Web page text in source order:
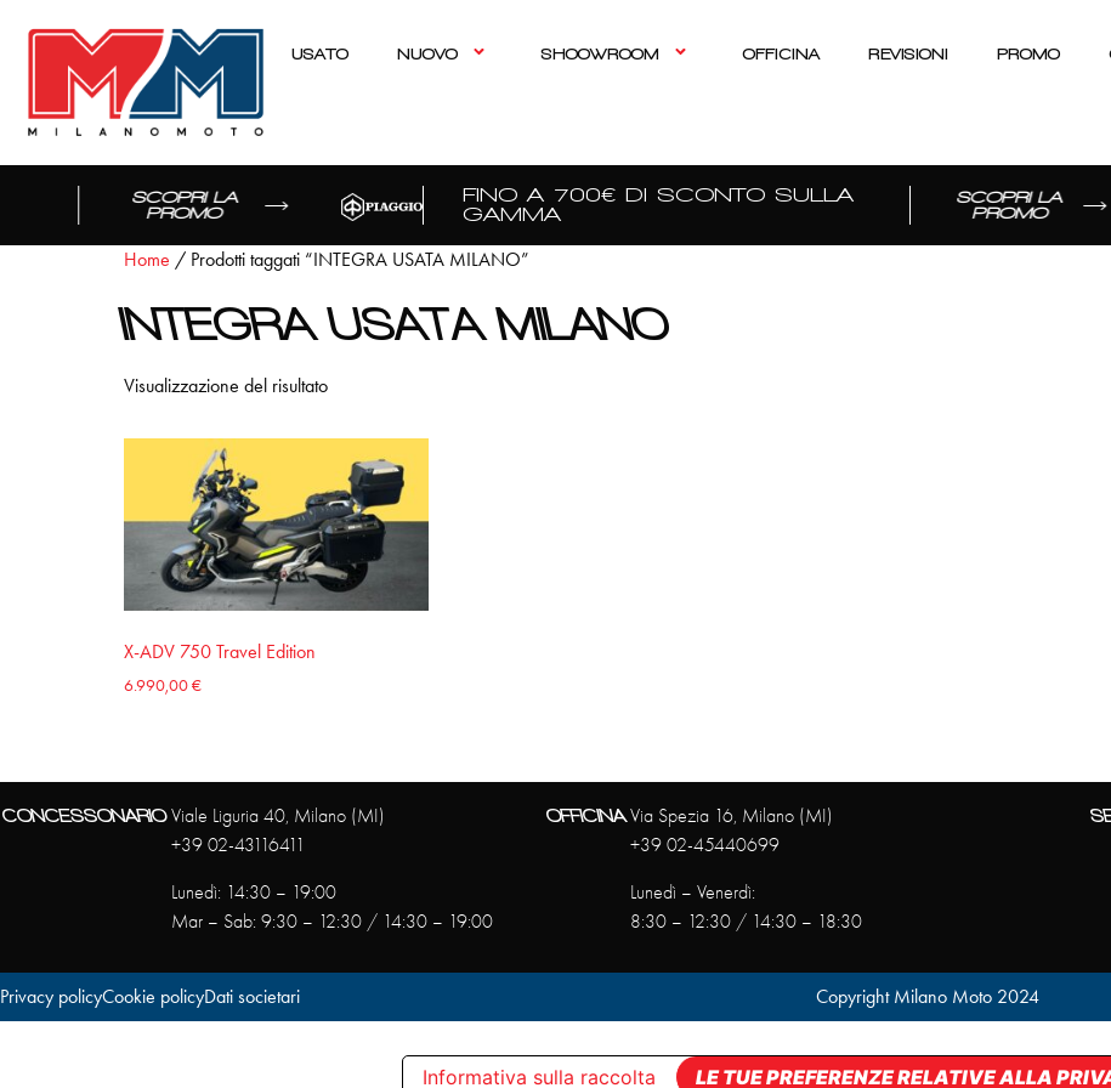
USATO NUOVO SHOOWROOM OFFICINA REVISIONI PROMO
SCOPRI LA
PROMO
FINO A 700€ DI SCONTO SULLA
GAMMA
SCOPRI LA
PROMO
Home / Prodotti taggati “INTEGRA USATA MILANO”
INTEGRA USATA MILANO
Visualizzazione del risultato
X-ADV 750 Travel Edition
6.990,00€
CONCESSONARIOViale Liguria 40, Milano (MI)
+39 02-43116411
Lunedì: 14:30 – 19:00
Mar – Sab: 9:30 – 12:30 / 14:30 – 19:00
OFFICINAVia Spezia 16, Milano (MI)
+39 02-45440699
Lunedì – Venerdì:
8:30 – 12:30 / 14:30 – 18:30
Privacy policyCookie policyDati societari Copyright Milano Moto 2024
Informativa sulla raccolta LE TUE PREFERENZE RELATIVE ALLA